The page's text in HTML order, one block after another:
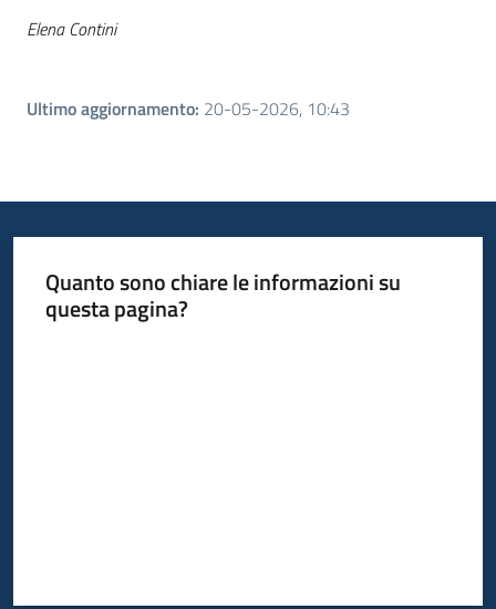
Elena Contini
Ultimo aggiornamento: 20-05-2026, 10:43
Quanto sono chiare le informazioni su
questa pagina?